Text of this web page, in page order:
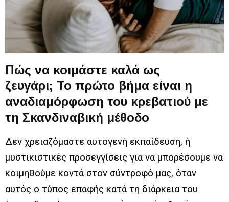
Πώς να κοιμάστε καλά ως
ζευγάρι; Το πρώτο βήμα είναι η
αναδιαμόρφωση του κρεβατιού με
τη Σκανδιναβική μέθοδο
Δεν χρειαζόμαστε αυτογενή εκπαίδευση, ή
μυστικιστικές προσεγγίσεις για να μπορέσουμε να
κοιμηθούμε κοντά στον σύντροφό μας, όταν
αυτός ο τύπος επαφής κατά τη διάρκεια του